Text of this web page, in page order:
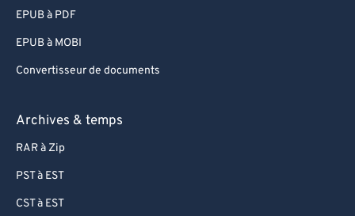
EPUB à PDF
EPUB à MOBI
Convertisseur de documents
Archives & temps
RAR à Zip
PST à EST
CST à EST